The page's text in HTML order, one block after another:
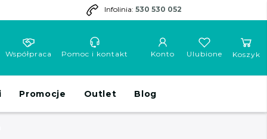
Infolinia: 530 530 052
Współpraca Pomoc i kontakt Konto Koszyk
Ulubione
Promocje Outlet Blog